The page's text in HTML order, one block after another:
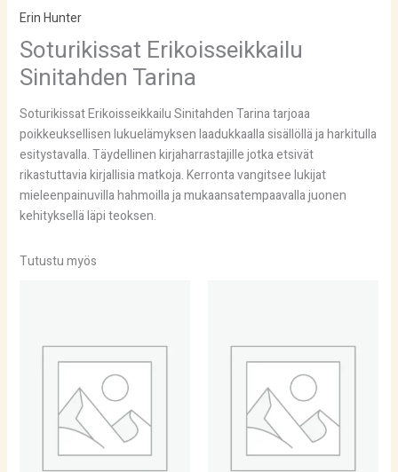
Erin Hunter
Soturikissat Erikoisseikkailu
Sinitahden Tarina
Soturikissat Erikoisseikkailu Sinitahden Tarina tarjoaa
poikkeuksellisen lukuelämyksen laadukkaalla sisällöllä ja harkitulla
esitystavalla. Täydellinen kirjaharrastajille jotka etsivät
rikastuttavia kirjallisia matkoja. Kerronta vangitsee lukijat
mieleenpainuvilla hahmoilla ja mukaansatempaavalla juonen
kehityksellä läpi teoksen.
Tutustu myös